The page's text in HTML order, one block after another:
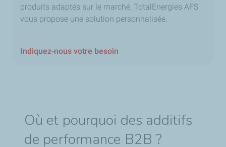
produits adaptés sur le marché, TotalEnergies AFS
vous propose une solution personnalisée.
Indiquez-nous votre besoin
Où et pourquoi des additifs
de performance B2B ?